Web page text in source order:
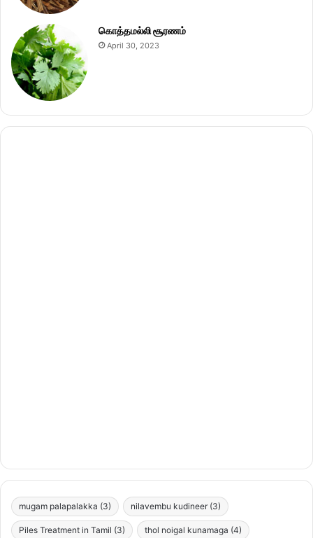
கொத்தமல்லி சூரணம்
April 30, 2023
mugam palapalakka (3) nilavembu kudineer (3)
Piles Treatment in Tamil (3) thol noigal kunamaga (4)